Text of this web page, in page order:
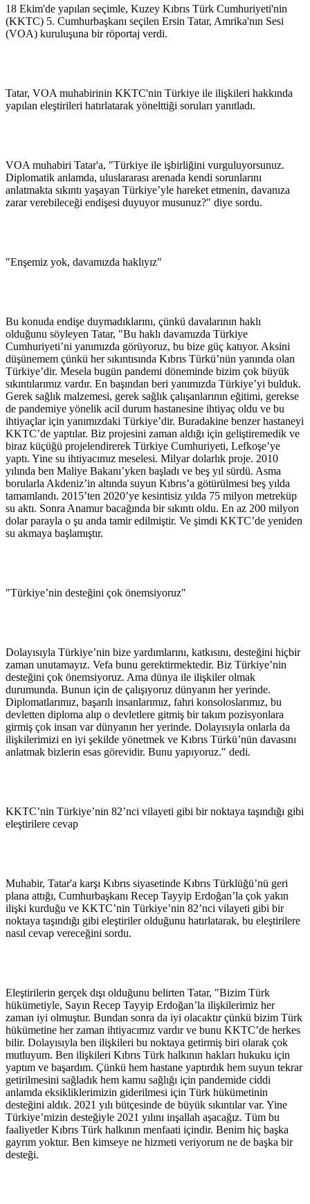
18 Ekim'de yapılan seçimle, Kuzey Kıbrıs Türk Cumhuriyeti'nin
(KKTC) 5. Cumhurbaşkanı seçilen Ersin Tatar, Amrika'nın Sesi
(VOA) kuruluşuna bir röportaj verdi.
Tatar, VOA muhabirinin KKTC'nin Türkiye ile ilişkileri hakkında
yapılan eleştirileri hatırlatarak yönelttiği soruları yanıtladı.
VOA muhabiri Tatar'a, "Türkiye ile işbirliğini vurguluyorsunuz.
Diplomatik anlamda, uluslararası arenada kendi sorunlarını
anlatmakta sıkıntı yaşayan Türkiye’yle hareket etmenin, davanıza
zarar verebileceği endişesi duyuyor musunuz?" diye sordu.
"Enşemiz yok, davamızda haklıyız"
Bu konuda endişe duymadıklarını, çünkü davalarının haklı
olduğunu söyleyen Tatar, "Bu haklı davamızda Türkiye
Cumhuriyeti’ni yanımızda görüyoruz, bu bize güç katıyor. Aksini
düşünemem çünkü her sıkıntısında Kıbrıs Türkü’nün yanında olan
Türkiye’dir. Mesela bugün pandemi döneminde bizim çok büyük
sıkıntılarımız vardır. En başından beri yanımızda Türkiye’yi bulduk.
Gerek sağlık malzemesi, gerek sağlık çalışanlarının eğitimi, gerekse
de pandemiye yönelik acil durum hastanesine ihtiyaç oldu ve bu
ihtiyaçlar için yanımızdaki Türkiye’dir. Buradakine benzer hastaneyi
KKTC’de yaptılar. Biz projesini zaman aldığı için geliştiremedik ve
biraz küçüğü projelendirerek Türkiye Cumhuriyeti, Lefkoşe’ye
yaptı. Yine su ihtiyacımız meselesi. Milyar dolarlık proje. 2010
yılında ben Maliye Bakanı’yken başladı ve beş yıl sürdü. Asma
borularla Akdeniz’in altında suyun Kıbrıs’a götürülmesi beş yılda
tamamlandı. 2015’ten 2020’ye kesintisiz yılda 75 milyon metreküp
su aktı. Sonra Anamur bacağında bir sıkıntı oldu. En az 200 milyon
dolar parayla o şu anda tamir edilmiştir. Ve şimdi KKTC’de yeniden
su akmaya başlamıştır.
"Türkiye’nin desteğini çok önemsiyoruz"
Dolayısıyla Türkiye’nin bize yardımlarını, katkısını, desteğini hiçbir
zaman unutamayız. Vefa bunu gerektirmektedir. Biz Türkiye’nin
desteğini çok önemsiyoruz. Ama dünya ile ilişkiler olmak
durumunda. Bunun için de çalışıyoruz dünyanın her yerinde.
Diplomatlarımız, başarılı insanlarımız, fahri konsoloslarımız, bu
devletten diploma alıp o devletlere gitmiş bir takım pozisyonlara
girmiş çok insan var dünyanın her yerinde. Dolayısıyla onlarla da
ilişkilerimizi en iyi şekilde yönetmek ve Kıbrıs Türkü’nün davasını
anlatmak bizlerin esas görevidir. Bunu yapıyoruz." dedi.
KKTC’nin Türkiye’nin 82’nci vilayeti gibi bir noktaya taşındığı gibi
eleştirilere cevap
Muhabir, Tatar'a karşı Kıbrıs siyasetinde Kıbrıs Türklüğü’nü geri
plana attığı, Cumhurbaşkanı Recep Tayyip Erdoğan’la çok yakın
ilişki kurduğu ve KKTC’nin Türkiye’nin 82’nci vilayeti gibi bir
noktaya taşındığı gibi eleştiriler olduğunu hatırlatarak, bu eleştirilere
nasıl cevap vereceğini sordu.
Eleştirilerin gerçek dışı olduğunu belirten Tatar, "Bizim Türk
hükümetiyle, Sayın Recep Tayyip Erdoğan’la ilişkilerimiz her
zaman iyi olmuştur. Bundan sonra da iyi olacaktır çünkü bizim Türk
hükümetine her zaman ihtiyacımız vardır ve bunu KKTC’de herkes
bilir. Dolayısıyla ben ilişkileri bu noktaya getirmiş biri olarak çok
mutluyum. Ben ilişkileri Kıbrıs Türk halkının hakları hukuku için
yaptım ve başardım. Çünkü hem hastane yaptırdık hem suyun tekrar
getirilmesini sağladık hem kamu sağlığı için pandemide ciddi
anlamda eksikliklerimizin giderilmesi için Türk hükümetinin
desteğini aldık. 2021 yılı bütçesinde de büyük sıkıntılar var. Yine
Türkiye’mizin desteğiyle 2021 yılını inşallah aşacağız. Tüm bu
faaliyetler Kıbrıs Türk halkının menfaati içindir. Benim hiç başka
gayrım yoktur. Ben kimseye ne hizmeti veriyorum ne de başka bir
desteği.